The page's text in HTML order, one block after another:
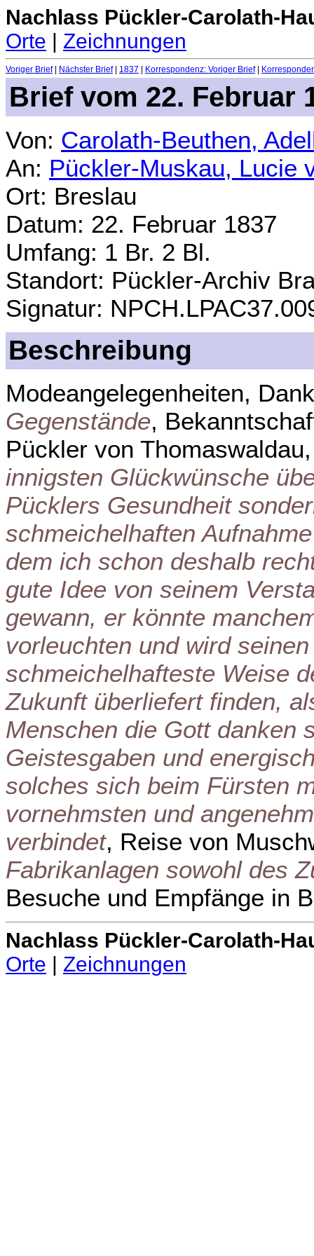
Nachlass Pückler-Carolath-
Orte | Zeichnungen
Voriger Brief| Nächster Brief| 1837 Korrespondenz: Voriger Brief|
Brief vom 22. Februar
Von: Carolath-Beuthen,
An: Pückler-Muskau, Lucie
Ort: Breslau
Datum: 22. Februar 1837
Umfang: 1 Br. 2 Bl.
Standort: Pückler-Archiv
Signatur:
Beschreibung
Modeangelegenheiten,
Gegenstände,
Pückler von
innigsten Glückwünsche
Pücklers Gesundheit
schmeichelhaften
dem ich schon deshalb
gute Idee von seinem
gewann, er könnte
vorleuchten und wird
schmeichelhafteste Weise
Zukunft überliefert finden,
Menschen die Gott danken
Geistesgaben und
solches sich beim Fürsten
vornehmsten und
verbindet, Reise von
Fabrikanlagen sowohl des
Besuche und Empfänge in
Nachlass Pückler-Carolath-
Orte | Zeichnungen